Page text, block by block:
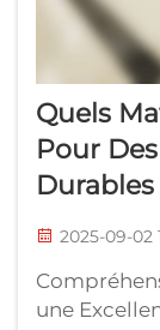
Quels
Pour
Durables
2025-09-02
une